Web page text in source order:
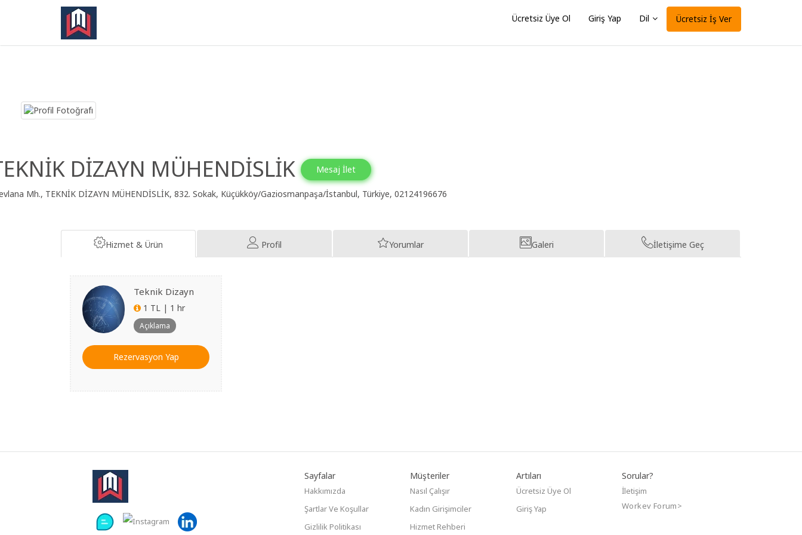
Ücretsiz Üye Ol Giriş Yap Dil Ücretsiz İş Ver
DİZAYN MÜHENDİSLİK Mesaj İlet
Mh., TEKNİK DİZAYN MÜHENDİSLİK, 832. Sokak, Küçükköy/Gaziosmanpaşa/İstanbul, Türkiye, 02124196676
Hizmet & Ürün Profil Yorumlar Galeri İletişime Geç
Teknik Dizayn
1 TL | 1 hr
Açıklama
Sayfalar
Hakkımızda
Şartlar Ve Koşullar
Gizlilik Politikası
Müşteriler
Nasıl Çalışır
Kadın Girişimciler
Hizmet Rehberi
Artıları
Ücretsiz Üye Ol
Giriş Yap
Sorular?
İletişim
Workev Forum>